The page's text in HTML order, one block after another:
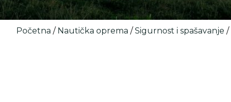
Početna / Nautička oprema /Sigurnost i spašavanje /